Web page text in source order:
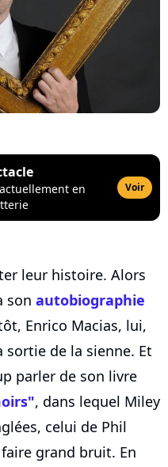
en
Voir
leur histoire. Alors
son autobiographie
Enrico Macias, lui,
de la sienne. Et
parler de son livre
, dans lequel Miley
celui de Phil
grand bruit. En